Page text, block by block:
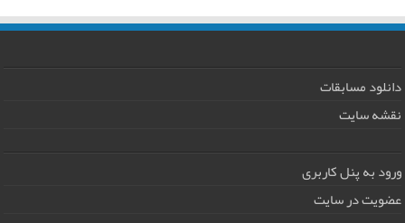
دانلود مسابقات
نقشه سایت
ورود به پنل کاربری
عضویت در سایت